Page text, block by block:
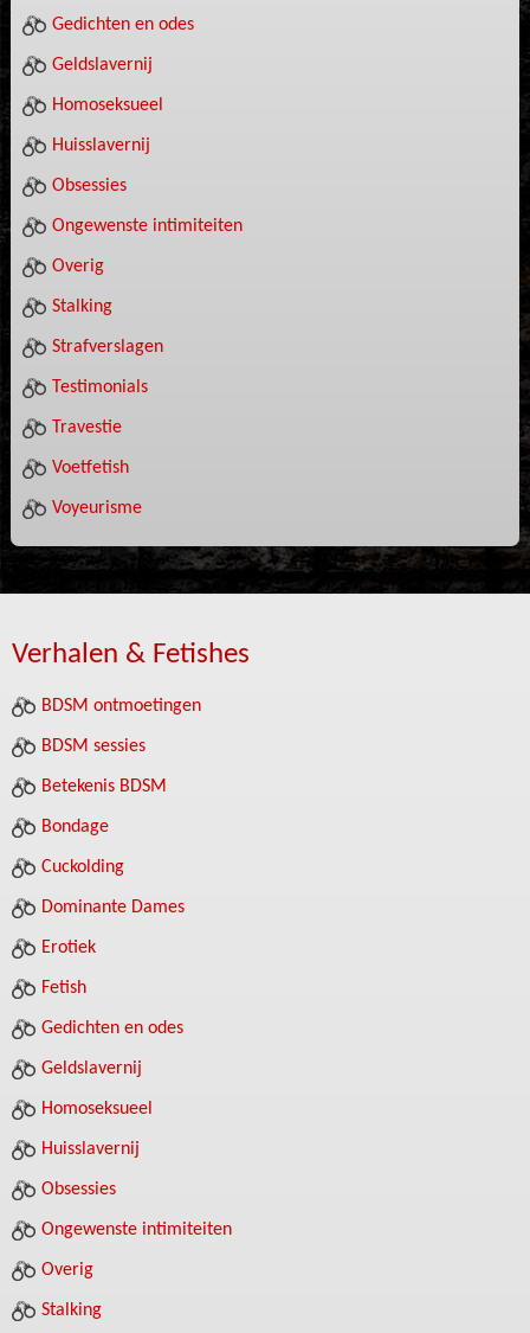
Gedichten en odes
Geldslavernij
Homoseksueel
Huisslavernij
Obsessies
Ongewenste intimiteiten
Overig
Stalking
Strafverslagen
Testimonials
Travestie
Voetfetish
Voyeurisme
Verhalen & Fetishes
BDSM ontmoetingen
BDSM sessies
Betekenis BDSM
Bondage
Cuckolding
Dominante Dames
Erotiek
Fetish
Gedichten en odes
Geldslavernij
Homoseksueel
Huisslavernij
Obsessies
Ongewenste intimiteiten
Overig
Stalking